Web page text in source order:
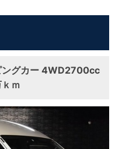
グカー 4WD2700cc
ｍ